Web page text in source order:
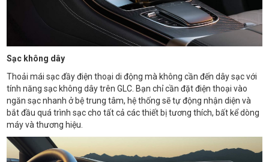
Sạc không dây
Thoải mái sạc đầy điện thoại di động mà không cần đến dây sạc với
tính năng sạc không dây trên GLC. Bạn chỉ cần đặt điện thoại vào
ngăn sạc nhanh ở bệ trung tâm, hệ thống sẽ tự động nhận diện và
bắt đầu quá trình sạc cho tất cả các thiết bị tương thích, bất kể dòng
máy và thương hiệu.